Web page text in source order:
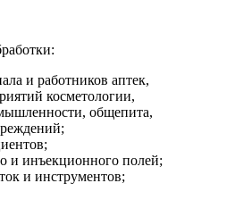
и работников аптек,
косметологии,
общепита,
и инъекционного полей;
и инструментов;